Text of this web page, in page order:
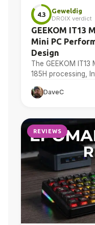
4.3
Geweldig
DROIX verdict
GEEKOM IT13
Mini PC
Design
The GEEKOM
185H processing,
DaveC
REVIEWS